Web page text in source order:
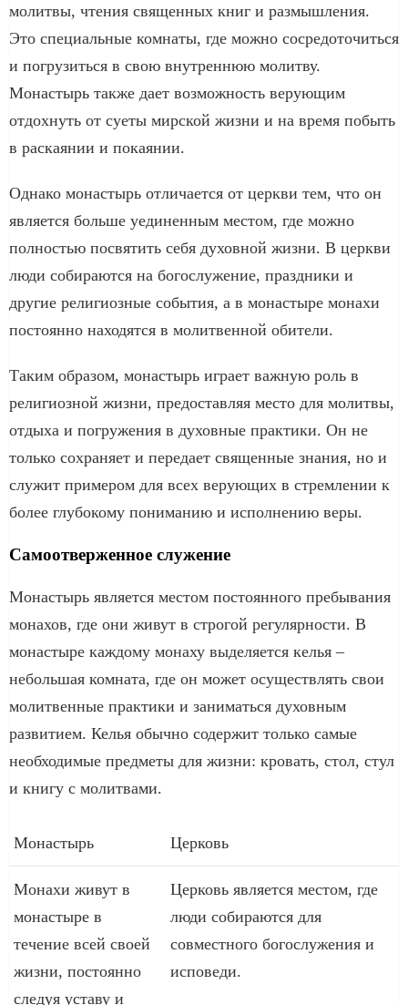
молитвы, чтения священных книг и размышления.
Это специальные комнаты, где можно сосредоточиться
и погрузиться в свою внутреннюю молитву.
Монастырь также дает возможность верующим
отдохнуть от суеты мирской жизни и на время побыть
в раскаянии и покаянии.
Однако монастырь отличается от церкви тем, что он
является больше уединенным местом, где можно
полностью посвятить себя духовной жизни. В церкви
люди собираются на богослужение, праздники и
другие религиозные события, а в монастыре монахи
постоянно находятся в молитвенной обители.
Таким образом, монастырь играет важную роль в
религиозной жизни, предоставляя место для молитвы,
отдыха и погружения в духовные практики. Он не
только сохраняет и передает священные знания, но и
служит примером для всех верующих в стремлении к
более глубокому пониманию и исполнению веры.
Самоотверженное служение
Монастырь является местом постоянного пребывания
монахов, где они живут в строгой регулярности. В
монастыре каждому монаху выделяется келья –
небольшая комната, где он может осуществлять свои
молитвенные практики и заниматься духовным
развитием. Келья обычно содержит только самые
необходимые предметы для жизни: кровать, стол, стул
и книгу с молитвами.
Монастырь Церковь
Монахи живут в
монастыре в
течение всей своей
жизни, постоянно
следуя уставу и
Церковь является местом, где
люди собираются для
совместного богослужения и
исповеди.